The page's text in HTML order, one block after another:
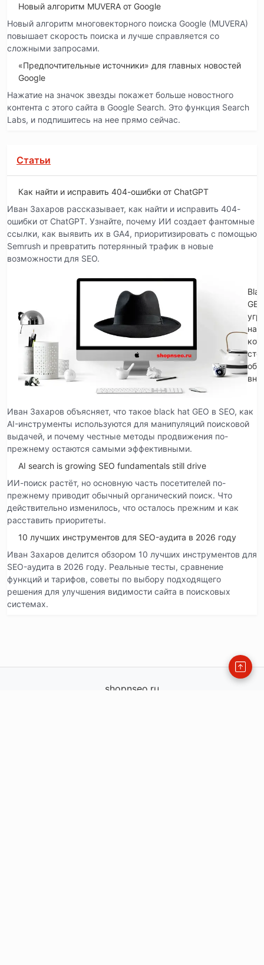
Новый алгоритм MUVERA от Google
Новый алгоритм многовекторного поиска Google (MUVERA)
повышает скорость поиска и лучше справляется со
сложными запросами.
«Предпочтительные источники» для главных новостей
Google
Нажатие на значок звезды покажет больше новостного
контента с этого сайта в Google Search. Это функция Search
Labs, и подпишитесь на нее прямо сейчас.
Статьи
Как найти и исправить 404-ошибки от ChatGPT
Иван Захаров рассказывает, как найти и исправить 404-
ошибки от ChatGPT. Узнайте, почему ИИ создает фантомные
ссылки, как выявить их в GA4, приоритизировать с помощью
Semrush и превратить потерянный трафик в новые
возможности для SEO.
на
Иван Захаров объясняет, что такое black hat GEO в SEO, как
AI-инструменты используются для манипуляций поисковой
выдачей, и почему честные методы продвижения по-
прежнему остаются самыми эффективными.
AI search is growing SEO fundamentals still drive
ИИ-поиск растёт, но основную часть посетителей по-
прежнему приводит обычный органический поиск. Что
действительно изменилось, что осталось прежним и как
расставить приоритеты.
10 лучших инструментов для SEO-аудита в 2026 году
Иван Захаров делится обзором 10 лучших инструментов для
SEO-аудита в 2026 году. Реальные тесты, сравнение
функций и тарифов, советы по выбору подходящего
решения для улучшения видимости сайта в поисковых
системах.
shopnseo.ru